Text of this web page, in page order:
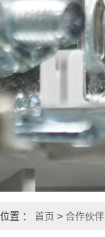
置 ： 首页 > 合作伙伴